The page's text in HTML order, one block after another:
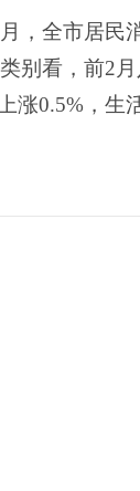
月，全市居民
别看，前2
涨0.5% ，生